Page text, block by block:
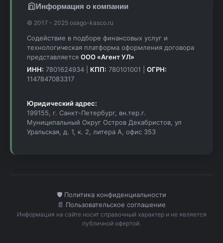
Информация о компании
© 2017 - 2025 osago-kasco.ru
Содействие в подборе финансовых услуг и
технологическая платформа оформления договора
представляется ООО «Агент УЛ»
ИНН: 7801624934 | КПП: 780101001 | ОГРН:
1147847083317
Юридический адрес:
199155, г. Санкт-Петербург, вн.тер.г.
Муниципальный Округ Остров Декабристов, ул
Уральская, д. 1, к. 2, литера А, офис 353
🛡️ Политика конфиденциальности
📄 Пользовательское соглашение
Информация на сайте носит справочный характер и не является
публичной офертой.